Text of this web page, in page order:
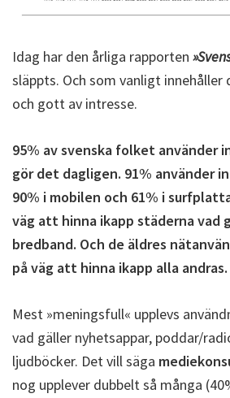
Idag har den årliga rapporten
släppts. Och som vanligt
och gott av intresse.
95% av svenska folket använder
gör det dagligen. 91% använder
90% i mobilen och 61% i
väg att hinna ikapp städerna
bredband. Och de äldres
på väg att hinna ikapp alla andras.
Mest »meningsfull« upplevs
vad gäller nyhetsappar, poddar/
ljudböcker. Det vill säga
nog upplever dubbelt så många